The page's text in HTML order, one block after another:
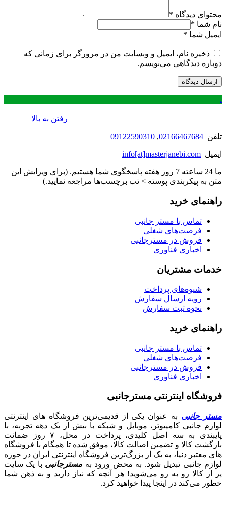
محتوای دیدگاه *
نام شما *
ایمیل شما *
ذخیره نام، ایمیل و وبسایت من در مرورگر برای زمانی که
دوباره دیدگاهی می‌نویسم.
.
رفتن به بالا
تلفن 02166467684
,
09122590310
ایمیل info[at]masterjanebi.com
ما 24 ساعته 7 روز هفته پاسخگوی شما هستیم. (برای ویرایش این
متن به پیکربندی پوسته > تب برچسب‌ها مراجعه نمایید.)
راهنمای خرید
تماس با مستر جانبی
فرصت‌های شغلی
فروش در مسترجانبی
اخباری فناوری
خدمات مشتریان
شیوه‌های پرداخت
رویه ارسال سفارش
نحوه ثبت سفارش
راهنمای خرید
تماس با مستر جانبی
فرصت‌های شغلی
فروش در مسترجانبی
اخباری فناوری
فروشگاه اینترنتی مسترجانبی
مستر جانبی به عنوان یکی از قدیمی‌ترین فروشگاه های اینترنتی
لوازم جانبی کامپیوتر، موبایل و شبکه با بیش از یک دهه تجربه، با
پایبندی به سه اصل کلیدی، پرداخت در محل، ۷ روز ضمانت
بازگشت کالا و تضمین اصالت کالا، موفق شده تا همگام با فروشگاه‌
های معتبر دنیا، به یک از بزرگ‌ترین فروشگاه اینترنتی ایران در حوزه
لوازم جانبی تبدیل شود. به محض ورود به مسترجانبی با یک سایت
پر از کالا رو به رو می‌شوید! هر آنچه که نیاز دارید و به ذهن شما
خطور می‌کند در اینجا پیدا خواهید کرد.